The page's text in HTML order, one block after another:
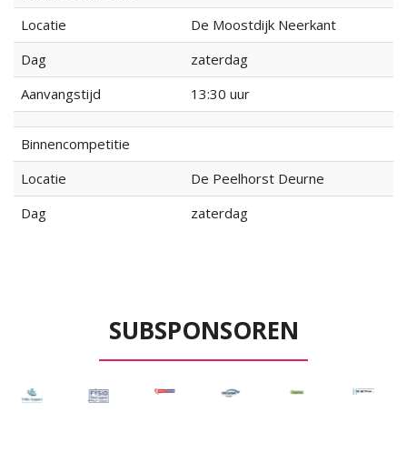
Locatie
De Moostdijk Neerkant
Dag
zaterdag
Aanvangstijd
13:30 uur
Binnencompetitie
Locatie
De Peelhorst Deurne
Dag
zaterdag
SUBSPONSOREN